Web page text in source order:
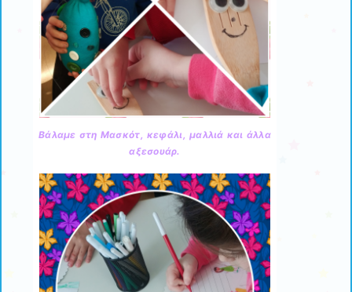
Βάλαμε στη Μασκότ, κεφάλι, μαλλιά και άλλα
αξεσουάρ.